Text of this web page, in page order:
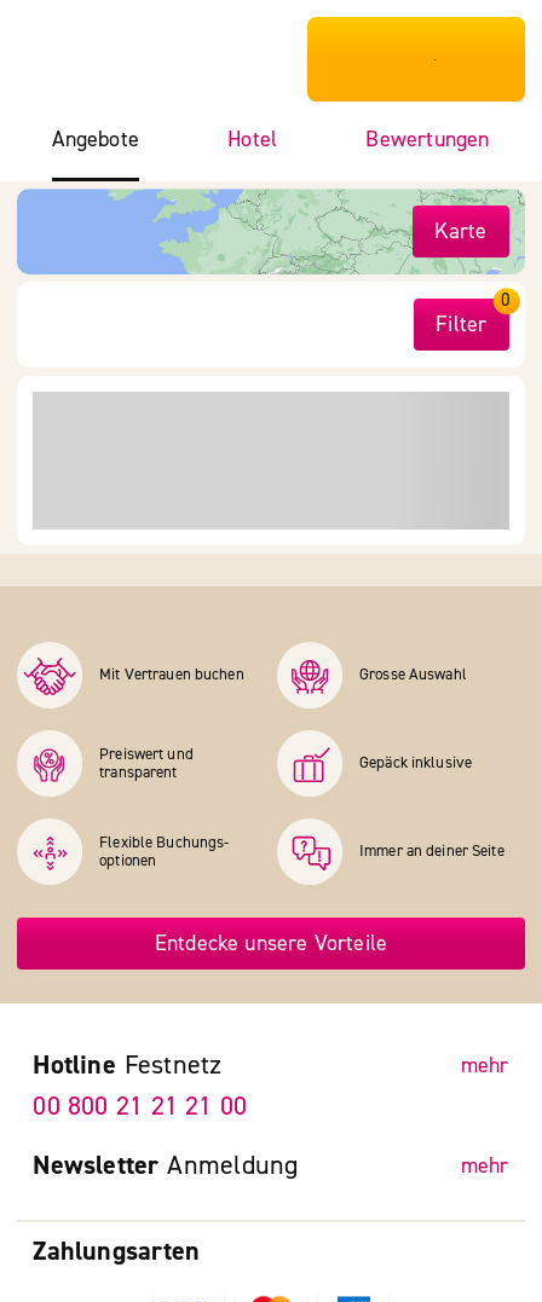
***************
Angebote Hotel Bewertungen
Karte
Filter
0
Mit Vertrauen buchen Grosse Auswahl
Preiswert und
transparent
Gepäck inklusive
Flexible Buchungs­
optionen
Immer an deiner Seite
Entdecke unsere Vorteile
Zahlungsarten
Hotline Festnetz mehr
00 800 21 21 21 00
Newsletter Anmeldung mehr